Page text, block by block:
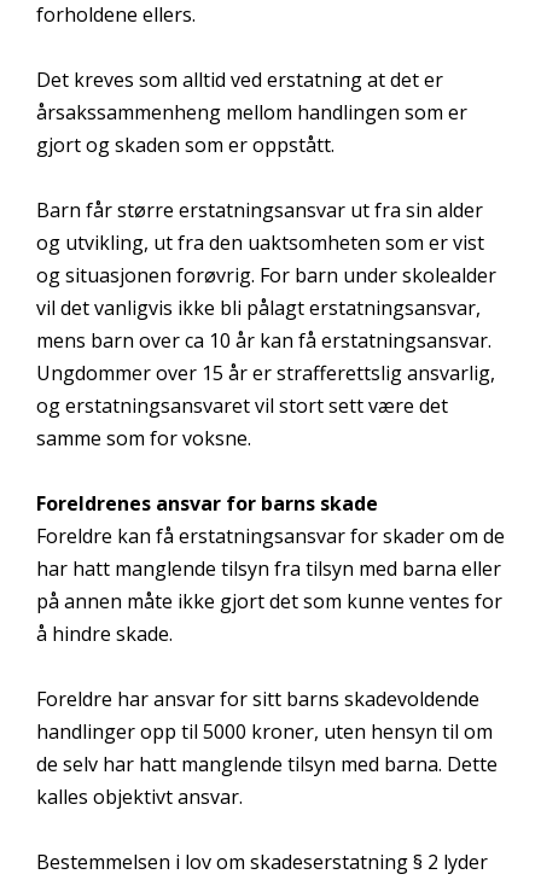
forholdene ellers.
Det kreves som alltid ved erstatning at det er
årsakssammenheng mellom handlingen som er
gjort og skaden som er oppstått.
Barn får større erstatningsansvar ut fra sin alder
og utvikling, ut fra den uaktsomheten som er vist
og situasjonen forøvrig. For barn under skolealder
vil det vanligvis ikke bli pålagt erstatningsansvar,
mens barn over ca 10 år kan få erstatningsansvar.
Ungdommer over 15 år er strafferettslig ansvarlig,
og erstatningsansvaret vil stort sett være det
samme som for voksne.
Foreldrenes ansvar for barns skade
Foreldre kan få erstatningsansvar for skader om de
har hatt manglende tilsyn fra tilsyn med barna eller
på annen måte ikke gjort det som kunne ventes for
å hindre skade.
Foreldre har ansvar for sitt barns skadevoldende
handlinger opp til 5000 kroner, uten hensyn til om
de selv har hatt manglende tilsyn med barna. Dette
kalles objektivt ansvar.
Bestemmelsen i lov om skadeserstatning § 2 lyder